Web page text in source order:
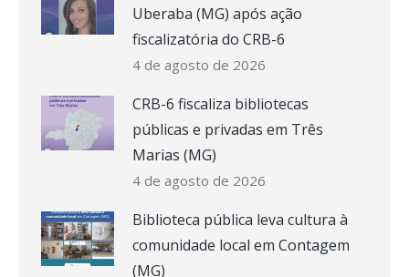
Uberaba (MG) após ação
fiscalizatória do CRB-6
4 de agosto de 2026
CRB-6 fiscaliza bibliotecas
públicas e privadas em Três
Marias (MG)
4 de agosto de 2026
Biblioteca pública leva cultura à
comunidade local em Contagem
(MG)